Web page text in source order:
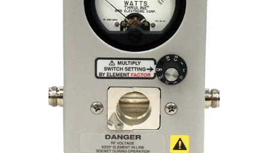
Navigasjon & Kommunikasjon
Maskinvern & Instrumentering